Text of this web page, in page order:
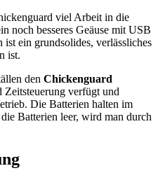
viel Arbeit in die
noch besseres Geäuse mit USB
ein grundsolides, verlässliches
ist.
den Chickenguard
Zeitsteuerung verfügt und
Die Batterien halten im
Batterien leer, wird man durch